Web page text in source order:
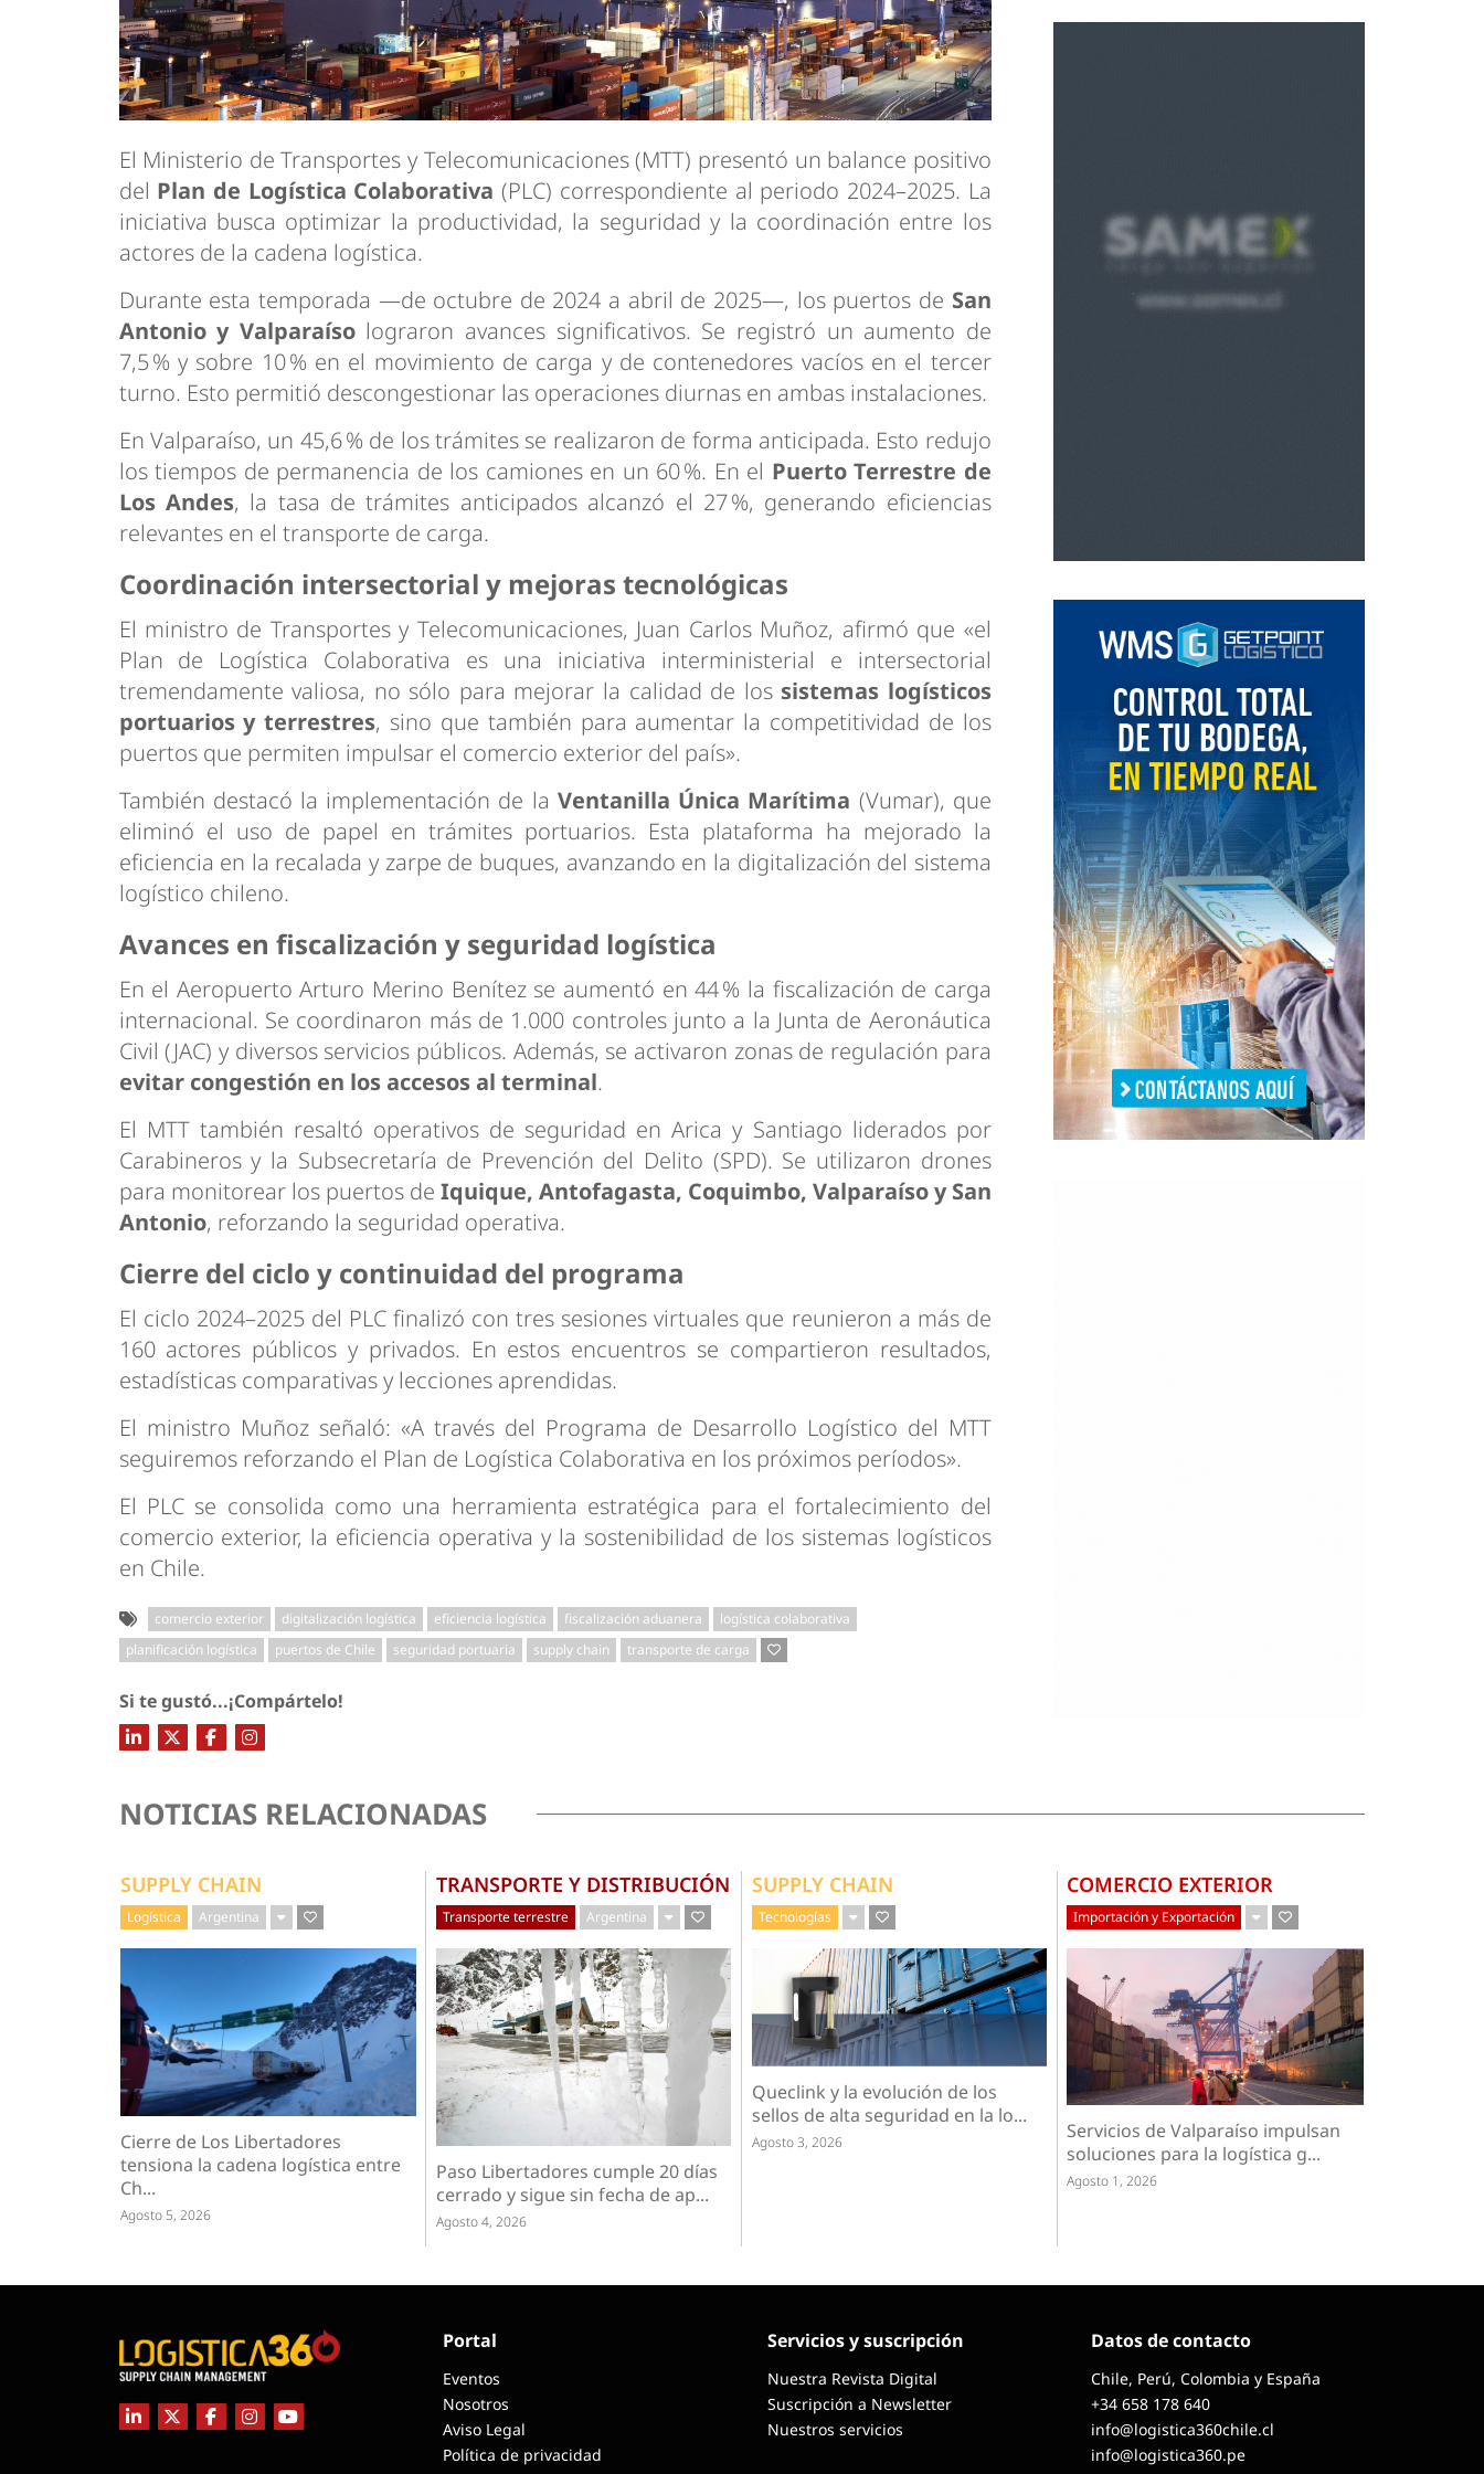
El Ministerio de Transportes y Telecomunicaciones (MTT) presentó un balance positivo
del Plan de Logística Colaborativa (PLC) correspondiente al periodo 2024–2025. La
iniciativa busca optimizar la productividad, la seguridad y la coordinación entre los
actores de la cadena logística.
Durante esta temporada —de octubre de 2024 a abril de 2025—, los puertos de San
Antonio y Valparaíso lograron avances significativos. Se registró un aumento de
7,5 % y sobre 10 % en el movimiento de carga y de contenedores vacíos en el tercer
turno. Esto permitió descongestionar las operaciones diurnas en ambas instalaciones.
En Valparaíso, un 45,6 % de los trámites se realizaron de forma anticipada. Esto redujo
los tiempos de permanencia de los camiones en un 60 %. En el Puerto Terrestre de
Los Andes, la tasa de trámites anticipados alcanzó el 27 %, generando eficiencias
relevantes en el transporte de carga.
Coordinación intersectorial y mejoras tecnológicas
El ministro de Transportes y Telecomunicaciones, Juan Carlos Muñoz, afirmó que «el
Plan de Logística Colaborativa es una iniciativa interministerial e intersectorial
tremendamente valiosa, no sólo para mejorar la calidad de los sistemas logísticos
portuarios y terrestres, sino que también para aumentar la competitividad de los
puertos que permiten impulsar el comercio exterior del país».
También destacó la implementación de la Ventanilla Única Marítima (Vumar), que
eliminó el uso de papel en trámites portuarios. Esta plataforma ha mejorado la
eficiencia en la recalada y zarpe de buques, avanzando en la digitalización del sistema
logístico chileno.
Avances en fiscalización y seguridad logística
En el Aeropuerto Arturo Merino Benítez se aumentó en 44 % la fiscalización de carga
internacional. Se coordinaron más de 1.000 controles junto a la Junta de Aeronáutica
Civil (JAC) y diversos servicios públicos. Además, se activaron zonas de regulación para
evitar congestión en los accesos al terminal.
El MTT también resaltó operativos de seguridad en Arica y Santiago liderados por
Carabineros y la Subsecretaría de Prevención del Delito (SPD). Se utilizaron drones
para monitorear los puertos de Iquique, Antofagasta, Coquimbo, Valparaíso y San
Antonio, reforzando la seguridad operativa.
Cierre del ciclo y continuidad del programa
El ciclo 2024–2025 del PLC finalizó con tres sesiones virtuales que reunieron a más de
160 actores públicos y privados. En estos encuentros se compartieron resultados,
estadísticas comparativas y lecciones aprendidas.
El ministro Muñoz señaló: «A través del Programa de Desarrollo Logístico del MTT
seguiremos reforzando el Plan de Logística Colaborativa en los próximos períodos».
El PLC se consolida como una herramienta estratégica para el fortalecimiento del
comercio exterior, la eficiencia operativa y la sostenibilidad de los sistemas logísticos
en Chile.
comercio exterior digitalización logística eficiencia logística fiscalización aduanera
logística colaborativa
planificación logística
puertos de Chile seguridad portuaria supply chain transporte de carga
Si te gustó...¡Compártelo!
NOTICIAS RELACIONADAS
SUPPLY CHAIN
Logística Argentina
Cierre de Los Libertadores
tensiona la cadena logística entre
Ch...
Agosto 5, 2026
TRANSPORTE Y DISTRIBUCIÓN
Transporte terrestre Argentina
Paso Libertadores cumple 20 días
cerrado y sigue sin fecha de ap...
Agosto 4, 2026
SUPPLY CHAIN
Tecnologías
Queclink y la evolución de los
sellos de alta seguridad en la lo...
Agosto 3, 2026
COMERCIO EXTERIOR
Importación y Exportación
Servicios de Valparaíso impulsan
soluciones para la logística g...
Agosto 1, 2026
Portal
Eventos
Nosotros
Aviso Legal
Política de privacidad
Servicios y suscripción
Nuestra Revista Digital
Suscripción a Newsletter
Nuestros servicios
Datos de contacto
Chile, Perú, Colombia y España
+34 658 178 640
info@logistica360chile.cl
info@logistica360.pe